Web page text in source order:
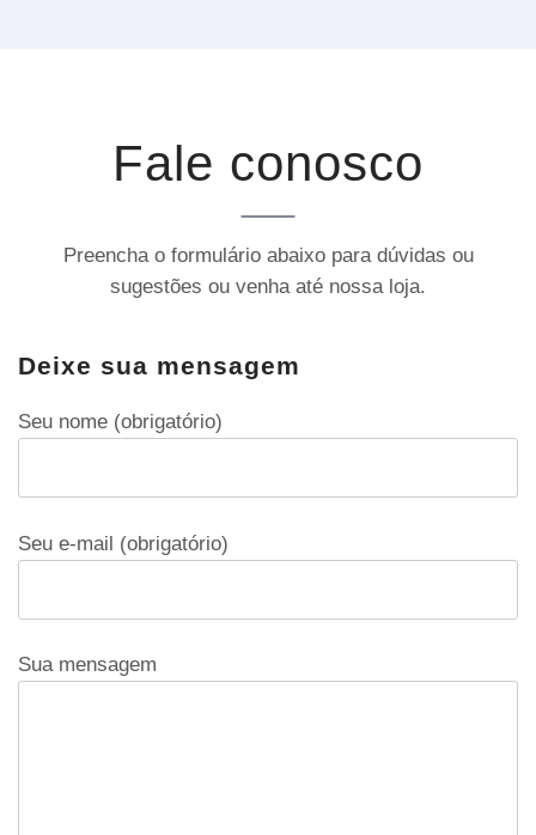
Fale conosco
Preencha o formulário abaixo para dúvidas ou
sugestões ou venha até nossa loja.
Deixe sua mensagem
Seu nome (obrigatório)
Seu e-mail (obrigatório)
Sua mensagem